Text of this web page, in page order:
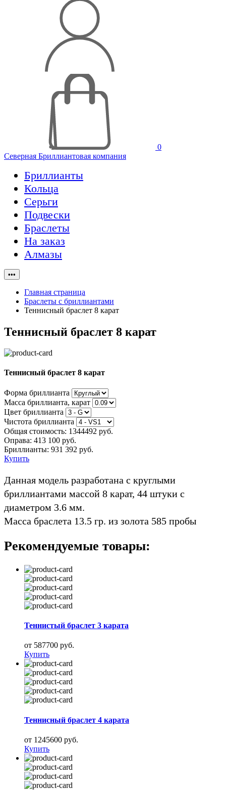
0
Северная Бриллиантовая компания
Бриллианты
Кольца
Серьги
Подвески
Браслеты
На заказ
Алмазы
•••
Главная страница
Браслеты с бриллиантами
Теннисный браслет 8 карат
Теннисный браслет 8 карат
Теннисный браслет 8 карат
Форма бриллианта
Масса бриллианта, карат
Цвет бриллианта
Чистота бриллианта
Общая стоимость: 1344492 руб.
Оправа: 413 100 руб.
Бриллианты: 931 392 руб.
Купить
Данная модель разработана с круглыми
бриллиантами массой 8 карат, 44 штуки с
диаметром 3.6 мм.
Масса браслета 13.5 гр. из золота 585 пробы
Рекомендуемые товары:
Теннистый браслет 3 карата
от 587700 руб.
Купить
Теннисный браслет 4 карата
от 1245600 руб.
Купить